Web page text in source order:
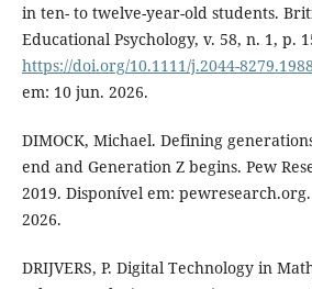
in ten- to twelve-year-old students.
Educational Psychology, v. 58, n. 1, p.
https://doi.org/10.1111/j.2044-
em: 10 jun. 2026.
DIMOCK, Michael. Defining
end and Generation Z begins. Pew
2019. Disponível em:
2026.
DRIJVERS, P. Digital Technology in